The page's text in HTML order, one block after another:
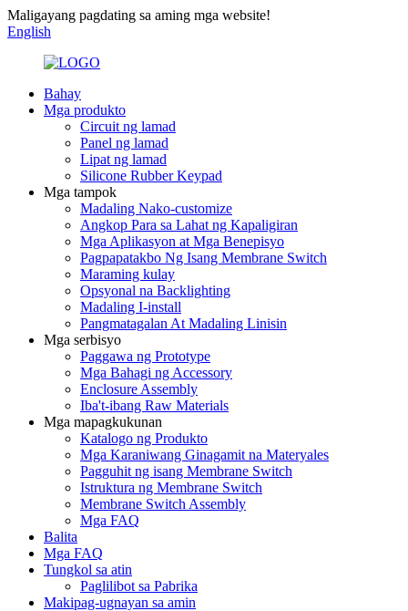
Maligayang pagdating sa aming mga website!
English
Bahay
Mga produkto
Circuit ng lamad
Panel ng lamad
Lipat ng lamad
Silicone Rubber Keypad
Mga tampok
Madaling Nako-customize
Angkop Para sa Lahat ng Kapaligiran
Mga Aplikasyon at Mga Benepisyo
Pagpapatakbo Ng Isang Membrane Switch
Maraming kulay
Opsyonal na Backlighting
Madaling I-install
Pangmatagalan At Madaling Linisin
Mga serbisyo
Paggawa ng Prototype
Mga Bahagi ng Accessory
Enclosure Assembly
Iba't-ibang Raw Materials
Mga mapagkukunan
Katalogo ng Produkto
Mga Karaniwang Ginagamit na Materyales
Pagguhit ng isang Membrane Switch
Istruktura ng Membrane Switch
Membrane Switch Assembly
Mga FAQ
Balita
Mga FAQ
Tungkol sa atin
Paglilibot sa Pabrika
Makipag-ugnayan sa amin